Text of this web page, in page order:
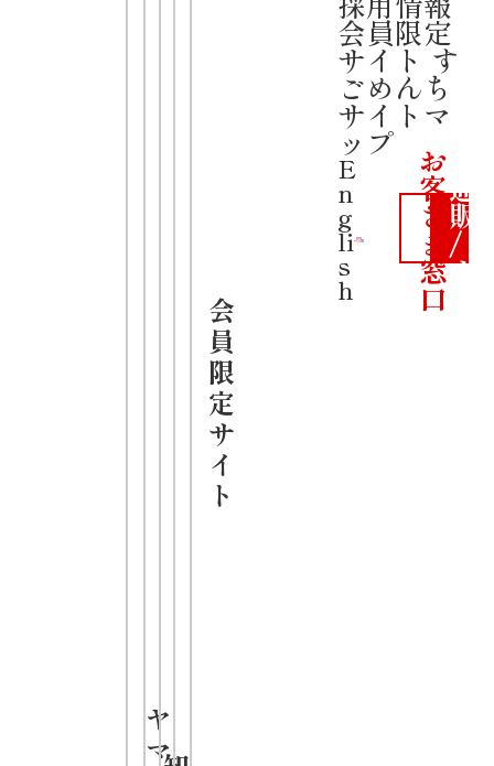
ヤ
マ
会
員
限
定
サ
イ
ト
会員限定
サイト す
ごめんち
サイトマ
ップ
E
n
g
li
s
h
お
客
さ
ま
窓
口
通
販
/
カ
凄
麺
シリー
ズ
埼玉スタミ
ナラーメン
ラーメン
中細麺
しょうゆ